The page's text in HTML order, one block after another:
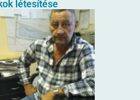
létesítése